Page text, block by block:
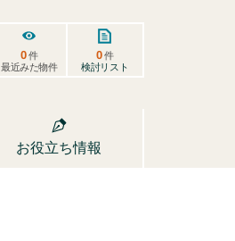
0件
最近みた物件
0件
検討リスト
お役立ち情報